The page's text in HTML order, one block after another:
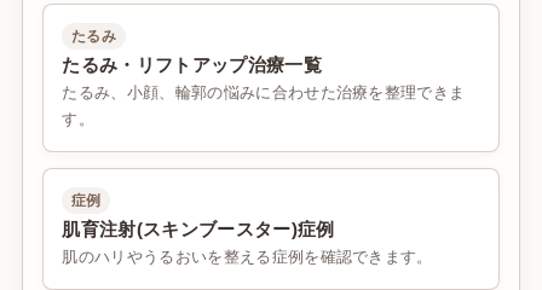
たるみ
たるみ・リフトアップ治療一覧
たるみ、小顔、輪郭の悩みに合わせた治療を整理できま
す。
症例
肌育注射(スキンブースター)症例
肌のハリやうるおいを整える症例を確認できます。